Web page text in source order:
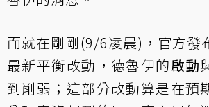
而就在剛剛(9/6凌晨)，官方發
最新平衡改動，德魯伊的啟動
到削弱；這部分改動算是在預